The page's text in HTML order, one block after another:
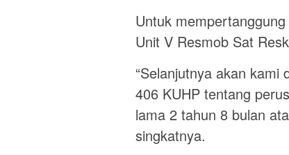
Untuk
Unit V Resmob Sat
“Selanjutnya akan kami
406 KUHP tentang
lama 2 tahun 8 bulan
singkatnya.